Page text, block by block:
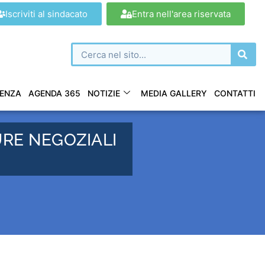
Iscriviti al sindacato Entra nell'area riservata
AGENDA 365 NOTIZIE MEDIA GALLERY CONTATTI
NEGOZIALI